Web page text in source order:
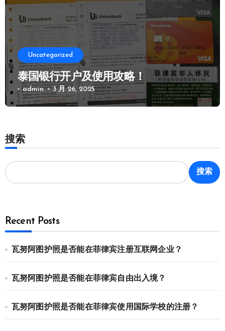
Uncategorized
泰国银行开户及使用攻略！
admin 3 月 26, 2025
搜索
搜索
Recent Posts
瓦努阿图护照是否能在菲律宾注册互联网企业？
瓦努阿图护照是否能在菲律宾自由出入境？
瓦努阿图护照是否能在菲律宾使用国际学校的注册？